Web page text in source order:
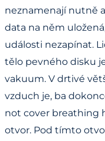
neznamenají nutně
data na něm
události nezapínat.
tělo pevného disku
vakuum. V drtivé
vzduch je, ba
not cover breathing
otvor. Pod tímto